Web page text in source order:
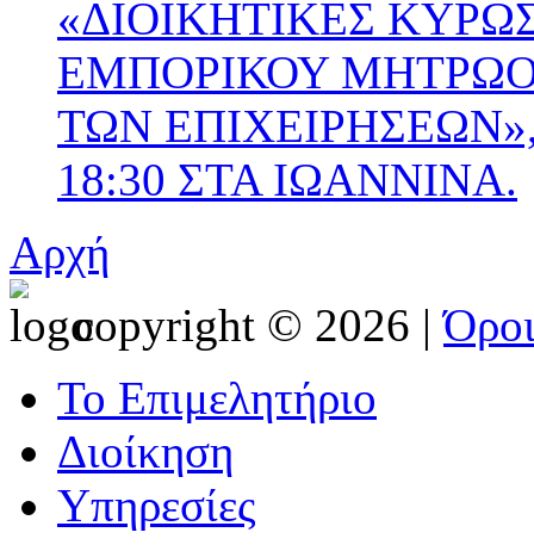
«ΔΙΟΙΚΗΤΙΚΕΣ
ΕΜΠΟΡΙΚΟΥ
ΤΩΝ
18:30 ΣΤΑ ΙΩΑΝΝΙΝΑ.
Αρχή
copyright © 2026 |
Το Επιμελητήριο
Διοίκηση
Υπηρεσίες